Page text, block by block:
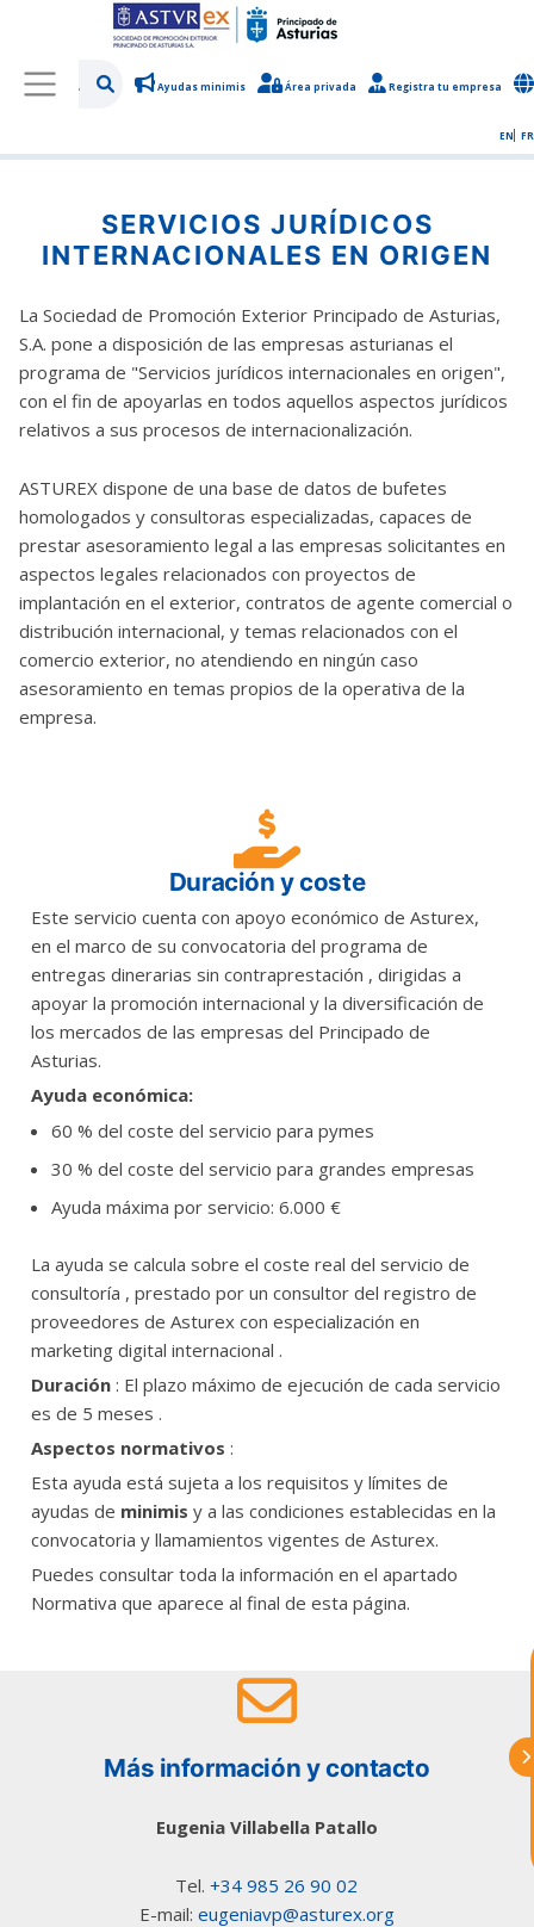
Ayudas minimis Área privada Registra tu empresa
EN FR
SERVICIOS JURÍDICOS
INTERNACIONALES EN ORIGEN
La Sociedad de Promoción Exterior Principado de Asturias,
S.A. pone a disposición de las empresas asturianas el
programa de "Servicios jurídicos internacionales en origen",
con el fin de apoyarlas en todos aquellos aspectos jurídicos
relativos a sus procesos de internacionalización.
ASTUREX dispone de una base de datos de bufetes
homologados y consultoras especializadas, capaces de
prestar asesoramiento legal a las empresas solicitantes en
aspectos legales relacionados con proyectos de
implantación en el exterior, contratos de agente comercial o
distribución internacional, y temas relacionados con el
comercio exterior, no atendiendo en ningún caso
asesoramiento en temas propios de la operativa de la
empresa.
Duración y coste
Este servicio cuenta con apoyo económico de Asturex,
en el marco de su convocatoria del programa de
entregas dinerarias sin contraprestación , dirigidas a
apoyar la promoción internacional y la diversificación de
los mercados de las empresas del Principado de
Asturias.
Ayuda económica:
60 % del coste del servicio para pymes
30 % del coste del servicio para grandes empresas
Ayuda máxima por servicio: 6.000 €
La ayuda se calcula sobre el coste real del servicio de
consultoría , prestado por un consultor del registro de
proveedores de Asturex con especialización en
marketing digital internacional .
Duración : El plazo máximo de ejecución de cada servicio
es de 5 meses .
Aspectos normativos :
Esta ayuda está sujeta a los requisitos y límites de
ayudas de minimis y a las condiciones establecidas en la
convocatoria y llamamientos vigentes de Asturex.
Puedes consultar toda la información en el apartado
Normativa que aparece al final de esta página.
Más información y contacto
Eugenia Villabella Patallo
Tel.+34 985 26 90 02
E-mail: eugeniavp@asturex.org
astu
Estoy aquí para
tu empresa e informarte sobre los
eventos y actividades que lleva a cabo
aceptas nuestra política de privacidad